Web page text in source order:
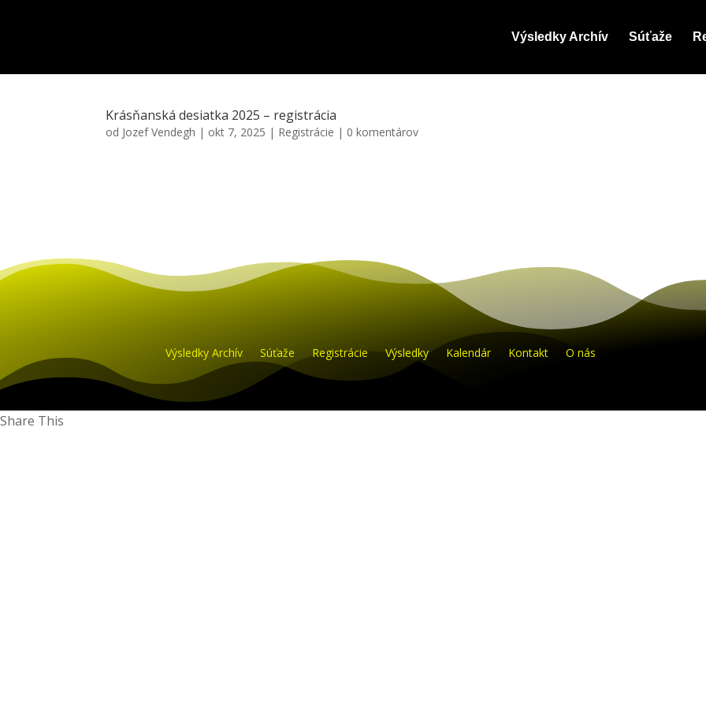
Výsledky Archív Súťaže
Krásňanská desiatka 2025 – registrácia
od Jozef Vendegh | okt 7, 2025 | Registrácie | 0 komentárov
Výsledky Archív Súťaže Registrácie Výsledky Kalendár Kontakt O nás
Share This